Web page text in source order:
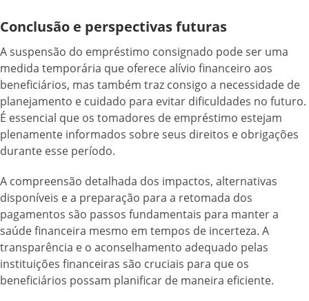
Conclusão e perspectivas futuras
A suspensão do empréstimo consignado pode ser uma
medida temporária que oferece alívio financeiro aos
beneficiários, mas também traz consigo a necessidade de
planejamento e cuidado para evitar dificuldades no futuro.
É essencial que os tomadores de empréstimo estejam
plenamente informados sobre seus direitos e obrigações
durante esse período.
A compreensão detalhada dos impactos, alternativas
disponíveis e a preparação para a retomada dos
pagamentos são passos fundamentais para manter a
saúde financeira mesmo em tempos de incerteza. A
transparência e o aconselhamento adequado pelas
instituições financeiras são cruciais para que os
beneficiários possam planificar de maneira eficiente.